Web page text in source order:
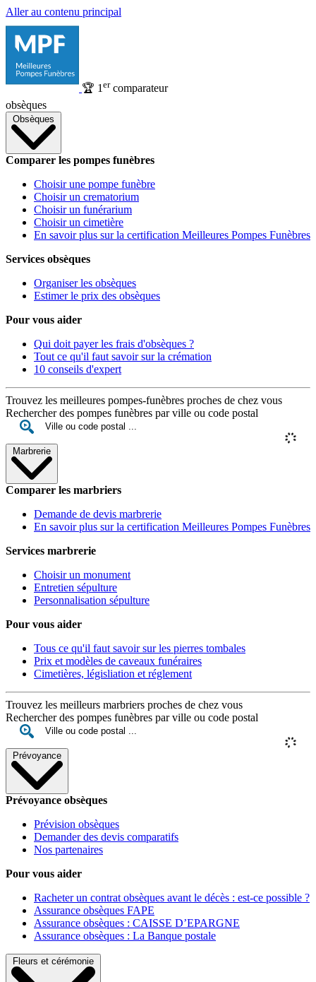
Aller au contenu principal
🏆 1 ercomparateur
obsèques
Obsèques
Comparer les pompes funèbres
Choisir une pompe funèbre
Choisir un crematorium
Choisir un funérarium
Choisir un cimetière
En savoir plus sur la certification Meilleures Pompes Funèbres
Services obsèques
Organiser les obsèques
Estimer le prix des obsèques
Pour vous aider
Qui doit payer les frais d'obsèques ?
Tout ce qu'il faut savoir sur la crémation
10 conseils d'expert
Trouvez les meilleures pompes-funèbres proches de chez vous
Rechercher des pompes funèbres par ville ou code postal
Marbrerie
Comparer les marbriers
Demande de devis marbrerie
En savoir plus sur la certification Meilleures Pompes Funèbres
Services marbrerie
Choisir un monument
Entretien sépulture
Personnalisation sépulture
Pour vous aider
Tous ce qu'il faut savoir sur les pierres tombales
Prix et modèles de caveaux funéraires
Cimetières, législiation et réglement
Trouvez les meilleurs marbriers proches de chez vous
Rechercher des pompes funèbres par ville ou code postal
Prévoyance
Prévoyance obsèques
Prévision obsèques
Demander des devis comparatifs
Nos partenaires
Pour vous aider
Racheter un contrat obsèques avant le décès : est-ce possible ?
Assurance obsèques FAPE
Assurance obsèques : CAISSE D’EPARGNE
Assurance obsèques : La Banque postale
Fleurs et cérémonie